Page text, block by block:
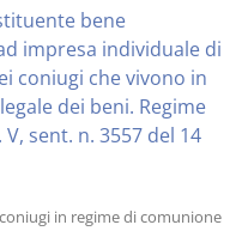
bene
impresa individuale di
coniugi che vivono in
dei beni. Regime
V, sent. n. 3557 del 14
in regime di comunione